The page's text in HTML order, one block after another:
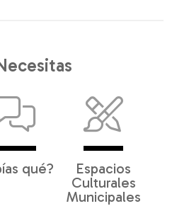
qué?
Espacios
Culturales
Municipales